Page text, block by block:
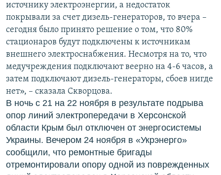
источнику электроэнергии, а недостаток
покрывали за счет дизель-генераторов, то вчера –
сегодня было принято решение о том, что 80%
стационаров будут подключены к источникам
внешнего электроснабжения. Несмотря на то, что
медучреждения подключают веерно на 4-6 часов, а
затем подключают дизель-генераторы, сбоев нигде
нет», – сказала Скворцова.
В ночь с 21 на 22 ноября в результате подрыва
опор линий электропередачи в Херсонской
области Крым был отключен от энергосистемы
Украины. Вечером 24 ноября в «Укрэнерго»
сообщили, что ремонтные бригады
отремонтировали опору одной из поврежденных